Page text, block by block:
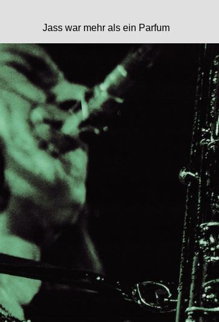
Jass war mehr als ein Parfum